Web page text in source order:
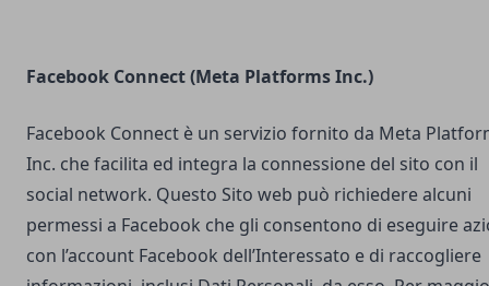
Facebook Connect (Meta Platforms Inc.)
Facebook Connect è un servizio fornito da Meta
Inc. che facilita ed integra la connessione del sito con il
social network. Questo Sito web può richiedere alcuni
permessi a Facebook che gli consentono di eseguire
con l’account Facebook dell’Interessato e di raccogliere